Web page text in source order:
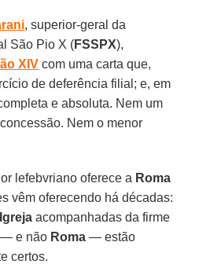
, superior-geral da
São Pio X (FSSPX),
XIV com uma carta que,
de deferência filial; e, em
e absoluta. Nem um
Nem o menor
lefebvriano oferece a Roma
vêm oferecendo há décadas:
Igreja acompanhadas da firme
— e não Roma — estão
certos.